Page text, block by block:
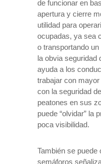
de funcionar en
apertura y cierre
utilidad para
ocupadas, ya sea
o transportando
la obvia seguridad
ayuda a los
trabajar con
con la seguridad
peatones en sus
puede “olvidar” la
poca visibilidad.
También se puede
semáforos